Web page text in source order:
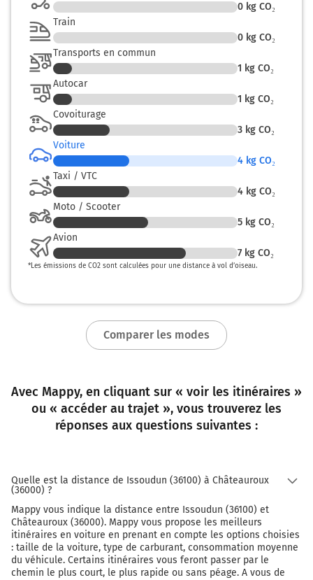
0 kg CO₂
Train
0 kg CO₂
Transports en commun
1 kg CO₂
Autocar
1 kg CO₂
Covoiturage
3 kg CO₂
Voiture
4 kg CO₂
Taxi / VTC
4 kg CO₂
Moto / Scooter
5 kg CO₂
Avion
7 kg CO₂
*Les émissions de CO2 sont calculées pour une distance à vol d’oiseau.
Comparer les modes
Avec Mappy, en cliquant sur « voir les itinéraires »
ou « accéder au trajet », vous trouverez les
réponses aux questions suivantes :
Quelle est la distance de Issoudun (36100) à Châteauroux
(36000) ?
Mappy vous indique la distance entre Issoudun (36100) et
Châteauroux (36000). Mappy vous propose les meilleurs
itinéraires en voiture en prenant en compte les options choisies
: taille de la voiture, type de carburant, consommation moyenne
du véhicule. Certains itinéraires vous feront passer par le
chemin le plus court, le plus rapide ou sans péage. A vous de